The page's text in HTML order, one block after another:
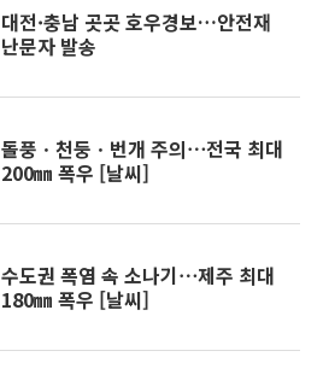
대전·충남 곳곳 호우경보…안전재
난문자 발송
돌풍ㆍ천둥ㆍ번개 주의⋯전국 최대
200㎜ 폭우 [날씨]
수도권 폭염 속 소나기⋯제주 최대
180㎜ 폭우 [날씨]